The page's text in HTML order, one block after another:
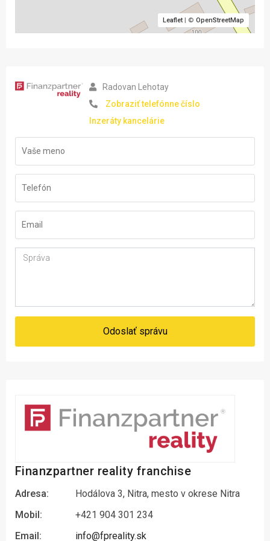
Leaflet| © OpenStreetMap
Radovan Lehotay
Zobraziť telefónne číslo
Inzeráty kancelárie
Odoslať správu
Finanzpartner reality franchise
Adresa:
Hodálova 3, Nitra, mesto v okrese Nitra
Mobil:
+421 904 301 234
Email:
info@fpreality.sk